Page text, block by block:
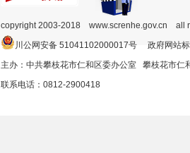
copyright 2003-2018 www.screnhe.gov.cn
川公网安备 51041102000017号 政府网站
主办：中共攀枝花市仁和区委办公室 攀枝花市
联系电话：0812-2900418